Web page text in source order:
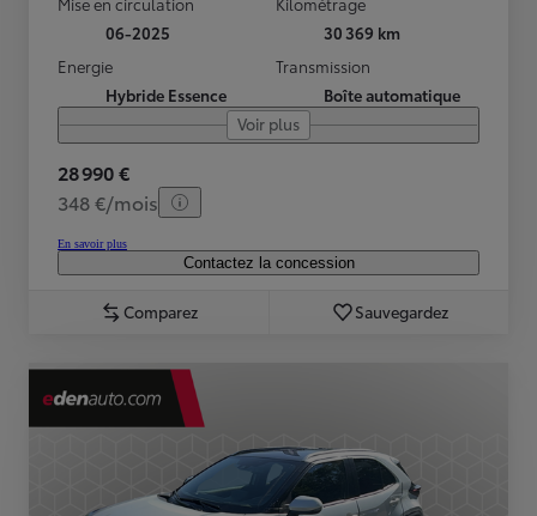
06-2025
30 369 km
Energie
Hybride Essence
Transmission
Boîte automatique
Voir plus
28 990 €
348 €/mois
En savoir plus
Contactez la concession
Comparez Sauvegardez